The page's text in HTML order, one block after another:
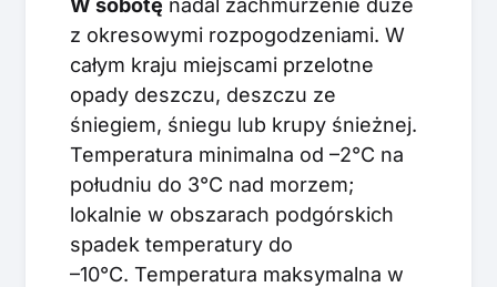
W sobotę nadal zachmurzenie duże
z okresowymi rozpogodzeniami. W
całym kraju miejscami przelotne
opady deszczu, deszczu ze
śniegiem, śniegu lub krupy śnieżnej.
Temperatura minimalna od –2°C na
południu do 3°C nad morzem;
lokalnie w obszarach podgórskich
spadek temperatury do
–10°C. Temperatura maksymalna w